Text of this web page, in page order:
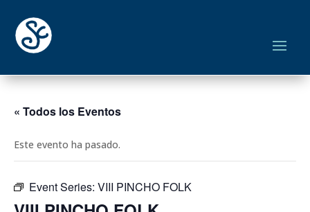
« Todos los Eventos
Este evento ha pasado.
Event Series: VIII PINCHO FOLK